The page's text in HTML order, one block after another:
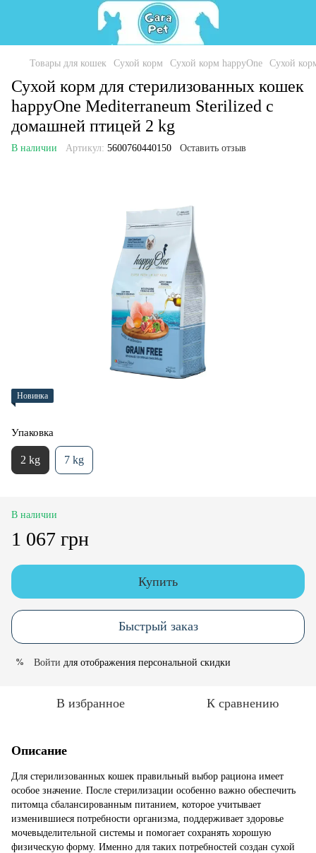
Товары для кошек Сухой корм Сухой корм happyOne Сухой
Сухой корм для стерилизованных кошек
happyOne Mediterraneum Sterilized с
домашней птицей 2 kg
В наличии Артикул: 5600760440150 Оставить отзыв
Новинка
Упаковка
2 kg 7 kg
В наличии
1 067 грн
Купить
Быстрый заказ
% Войти для отображения персональной скидки
В избранное К сравнению
Описание
Для стерилизованных кошек правильный выбор рациона имеет
особое значение. После стерилизации особенно важно обеспечить
питомца сбалансированным питанием, которое учитывает
изменившиеся потребности организма, поддерживает здоровье
мочевыделительной системы и помогает сохранять хорошую
физическую форму. Именно для таких потребностей создан сухой